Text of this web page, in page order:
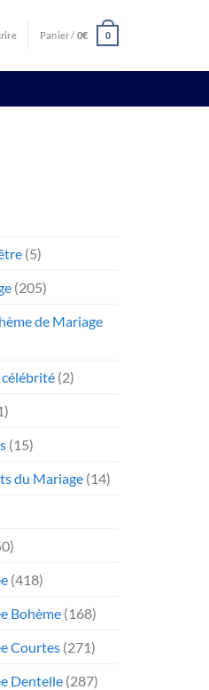
Panier / 0€ 0
(5)
(205)
de Mariage
célébrité (2)
(15)
du Mariage (14)
(418)
Bohème (168)
Courtes (271)
Dentelle (287)